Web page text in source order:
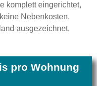
komplett eingerichtet,
Nebenkosten.
ausgezeichnet.
pro Wohnung